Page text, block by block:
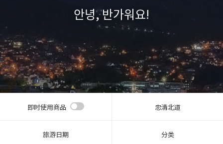
文 (台灣)
안녕, 반가워요!
即时使用商品 忠清北道
旅游日期 分类